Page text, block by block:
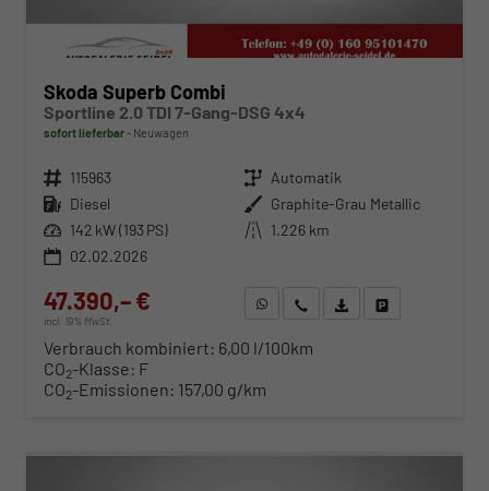
Skoda Superb Combi
Sportline 2.0 TDI 7-Gang-DSG 4x4
sofort lieferbar Neuwagen
Fahrzeugnr. 115963 Getriebe Automatik
Kraftstoff Diesel Außenfarbe Graphite-Grau Metallic
Leistung 142 kW (193 PS) Kilometerstand 1.226 km
02.02.2026
47.390,– €
incl. 19% MwSt.
WhatsApp anfragen
Wir rufen Sie anFahrzeugexposé (PDF)
Verbrauch kombiniert: 6,00 l/100km
CO2-Klasse: F
CO2-Emissionen: 157,00 g/km